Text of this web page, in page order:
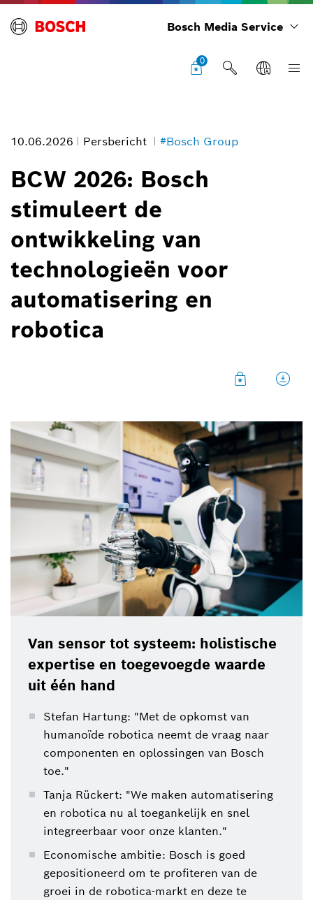
Bosch Media Service
0
10.06.2026 Persbericht #Bosch Group
BCW 2026: Bosch
stimuleert de
ontwikkeling van
technologieën voor
automatisering en
robotica
Van sensor tot systeem: holistische
expertise en toegevoegde waarde
uit één hand
Stefan Hartung: "Met de opkomst van
humanoïde robotica neemt de vraag naar
componenten en oplossingen van Bosch
toe."
Tanja Rückert: "We maken automatisering
en robotica nu al toegankelijk en snel
integreerbaar voor onze klanten."
Economische ambitie: Bosch is goed
gepositioneerd om te profiteren van de
groei in de robotica-markt en deze te
Foto informatie